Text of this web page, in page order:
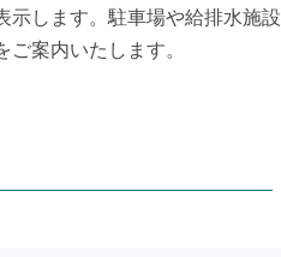
示します。駐車場や給排水施設
案内いたします。